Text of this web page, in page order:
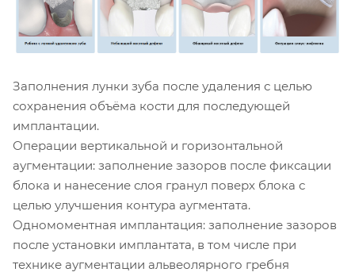
Заполнения лунки зуба после удаления с целью
сохранения объёма кости для последующей
имплантации.
Операции вертикальной и горизонтальной
аугментации: заполнение зазоров после фиксации
блока и нанесение слоя гранул поверх блока с
целью улучшения контура аугментата.
Одномоментная имплантация: заполнение зазоров
после установки имплантата, в том числе при
технике аугментации альвеолярного гребня